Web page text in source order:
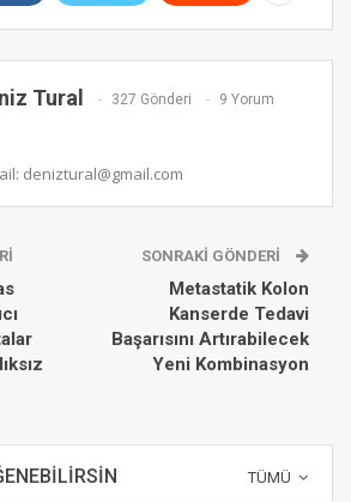
Tural 327 Gönderi 9 Yorum
deniztural@gmail.com
SONRAKI GÖNDERI
Metastatik Kolon
Kanserde Tedavi
Başarısını Artırabilecek
Yeni Kombinasyon
TÜMÜ